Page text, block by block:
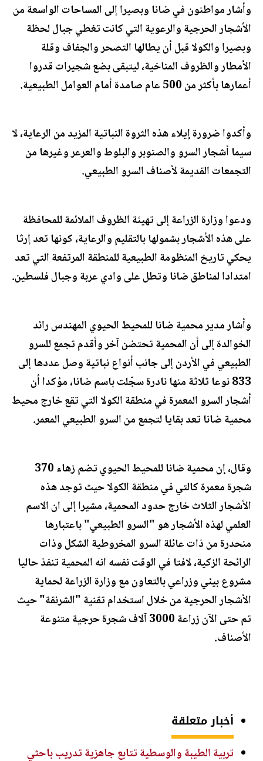
وأشار مواطنون في ضانا وبصيرا إلى المساحات الواسعة من
الأشجار الحرجية والرعوية التي كانت تغطي جبال لحظة
وبصيرا والكولا قبل أن يطالها التصحر والجفاف وقلة
الأمطار والظروف المناخية، ليتبقى بضع شجيرات قدروا
أعمارها بأكثر من 500 عام صامدة أمام العوامل الطبيعية.
وأكدوا ضرورة إيلاء هذه الثروة النباتية المزيد من الرعاية، لا
سيما أشجار السرو والصنوبر والبلوط والعرعر وغيرها من
التجمعات القديمة لأصناف السرو الطبيعي.
ودعوا وزارة الزراعة إلى تهيئة الظروف الملائمة للمحافظة
على هذه الأشجار بشمولها بالتقليم والرعاية، كونها تعد إرثا
يحكي تاريخ المنظومة الطبيعية للمنطقة المرتفعة التي تعد
امتدادا لمناطق ضانا وتطل على وادي عربة وجبال فلسطين.
وأشار مدير محمية ضانا للمحيط الحيوي المهندس رائد
الخوالدة إلى أن المحمية تحتضن آخر وأقدم تجمع للسرو
الطبيعي في الأردن إلى جانب أنواع نباتية وصل عددها إلى
833 نوعا ثلاثة منها نادرة سجّلت باسم ضانا، مؤكدا أن
أشجار السرو المعمرة في منطقة الكولا التي تقع خارج محيط
محمية ضانا تعد بقايا لتجمع من السرو الطبيعي المعمر.
وقال، إن محمية ضانا للمحيط الحيوي تضم زهاء 370
شجرة معمرة كالتي في منطقة الكولا حيث توجد هذه
الأشجار الثلاث خارج حدود المحمية، مشيرا إلى ان الاسم
العلمي لهذه الأشجار هو "السرو الطبيعي" باعتبارها
منحدرة من ذات عائلة السرو المخروطية الشكل وذات
الرائحة الزكية، لافتا في الوقت نفسه انه المحمية تنفذ حاليا
مشروع بيئي وزراعي بالتعاون مع وزارة الزراعة لحماية
الأشجار الحرجية من خلال استخدام تقنية "الشرنقة" حيث
تم حتى الآن زراعة 3000 آلاف شجرة حرجية متنوعة
الأصناف.
أخبار متعلقة
تربية الطيبة والوسطية تتابع جاهزية تدريب باحثي